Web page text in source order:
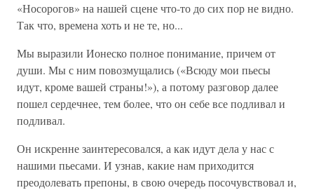
«Носорогов» на нашей сцене что-то до сих пор не видно.
Так что, времена хоть и не те, но...
Мы выразили Ионеско полное понимание, причем от
души. Мы с ним повозмущались («Всюду мои пьесы
идут, кроме вашей страны!»), а потому разговор далее
пошел сердечнее, тем более, что он себе все подливал и
подливал.
Он искренне заинтересовался, а как идут дела у нас с
нашими пьесами. И узнав, какие нам приходится
преодолевать препоны, в свою очередь посочувствовал и,